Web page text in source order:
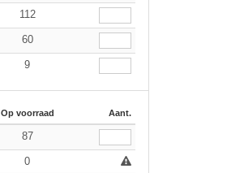
112
60
9
Op voorraad Aant.
87
0